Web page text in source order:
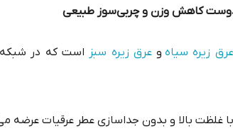
دوست کاهش وزن و چربی‌سوز طبیعی
عرق زیره سیاه و عرق زیره سبز است که در
غلظت بالا و بدون جداسازی عطر عرقیات عرضه